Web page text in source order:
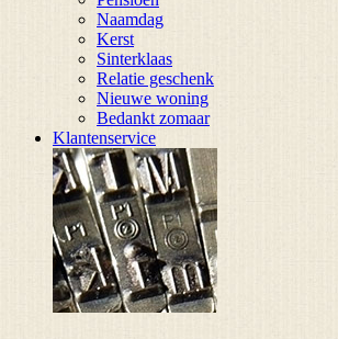
Naamdag
Kerst
Sinterklaas
Relatie geschenk
Nieuwe woning
Bedankt zomaar
Klantenservice